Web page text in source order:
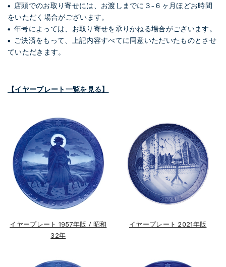
• 店頭でのお取り寄せには、お渡しまでに３-６ヶ月ほどお時間
をいただく場合がございます。
• 年号によっては、お取り寄せを承りかねる場合がございます。
• ご決済をもって、上記内容すべてに同意いただいたものとさせ
ていただきます。
【イヤープレート一覧を見る】
イヤープレート 1957年版 / 昭和
32年
イヤープレート 2021年版